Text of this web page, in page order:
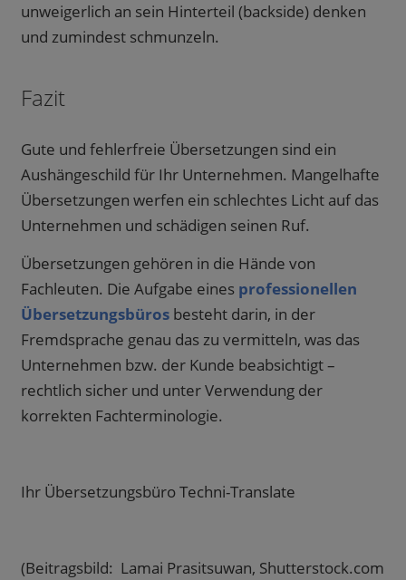
unweigerlich an sein Hinterteil (backside) denken
und zumindest schmunzeln.
Fazit
Gute und fehlerfreie Übersetzungen sind ein
Aushängeschild für Ihr Unternehmen. Mangelhafte
Übersetzungen werfen ein schlechtes Licht auf das
Unternehmen und schädigen seinen Ruf.
Übersetzungen gehören in die Hände von
Fachleuten. Die Aufgabe eines professionellen
Übersetzungsbüros besteht darin, in der
Fremdsprache genau das zu vermitteln, was das
Unternehmen bzw. der Kunde beabsichtigt –
rechtlich sicher und unter Verwendung der
korrekten Fachterminologie.
Ihr Übersetzungsbüro Techni-Translate
(Beitragsbild: Lamai Prasitsuwan, Shutterstock.com